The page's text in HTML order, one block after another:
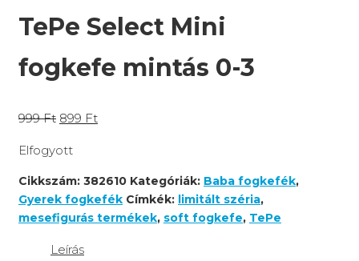
TePe Select Mini
fogkefe mintás 0-3
999Ft 899 Ft
Elfogyott
Cikkszám: 382610 Kategóriák: Baba fogkefék,
Gyerek fogkefék Címkék: limitált széria,
mesefigurás termékek, soft fogkefe, TePe
Leírás